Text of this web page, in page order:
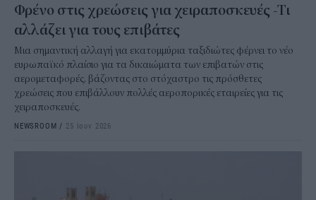
Φρένο στις χρεώσεις για χειραποσκευές -Τι
αλλάζει για τους επιβάτες
Μια σημαντική αλλαγή για εκατομμύρια ταξιδιώτες φέρνει το νέο
ευρωπαϊκό πλαίσιο για τα δικαιώματα των επιβατών στις
αερομεταφορές, βάζοντας στο στόχαστρο τις πρόσθετες
χρεώσεις που επιβάλλουν πολλές αεροπορικές εταιρείες για τις
χειραποσκευές.
NEWSROOM / 25 Ιουν 2026